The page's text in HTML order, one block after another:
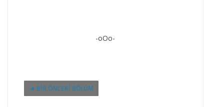
-oOo-
◄ BIR ÖNCEKI BÖLÜM